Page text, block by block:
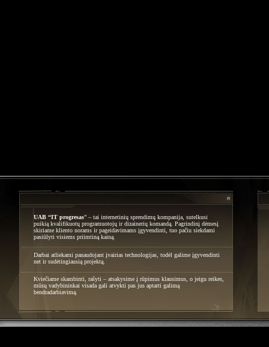
UAB “IT progresas” – tai internetinių sprendimų kompanija, sutelkusi
puikią kvalifikuotų programuotojų ir dizainerių komandą. Pagrindinį dėmesį
skiriame kliento norams ir pageidavimams įgyvendinti, tuo pačiu siekdami
pasiūlyti visiems priimtiną kainą.
Darbai atliekami panaudojant įvairias technologijas, todėl galime įgyvendinti
net ir sudėtingiausią projektą.
Kviečiame skambinti, rašyti – atsakysime į rūpimus klausimus, o jeigu reikes,
mūsų vadybininkai visada gali atvykti pas jus aptarti galimą
bendradarbiavimą.